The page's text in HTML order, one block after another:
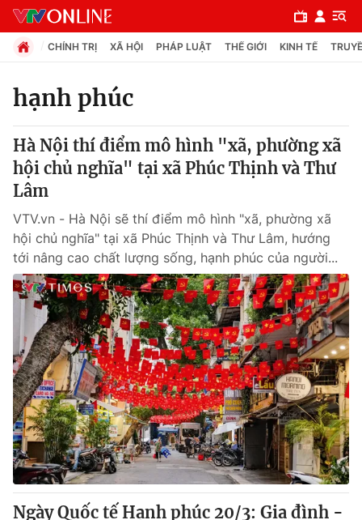
Chuyên mục
Chính trị
Pháp luật
Y tế
Thế giới
Tin tức
Thế giới đó đây
Câu chuyện quốc tế
Kinh tế
Tài chính
Thị trường
Góc doanh nghiệp
Dữ liệu và đời sống
Truyền hình
CHÍNH TRỊ XÃ HỘI PHÁP LUẬT THẾ GIỚI KINH TẾ
hạnh phúc
Hà Nội thí điểm mô hình "xã, phường xã
hội chủ nghĩa" tại xã Phúc Thịnh và Thư
Lâm
VTV.vn - Hà Nội sẽ thí điểm mô hình "xã, phường xã
hội chủ nghĩa" tại xã Phúc Thịnh và Thư Lâm, hướng
tới nâng cao chất lượng sống, hạnh phúc của người...
Ngày Quốc tế Hạnh phúc 20/3: Gia đình -